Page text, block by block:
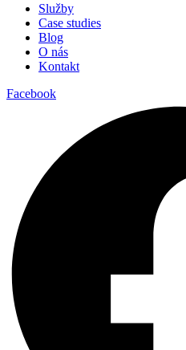
Služby
Case studies
Blog
O nás
Kontakt
Facebook